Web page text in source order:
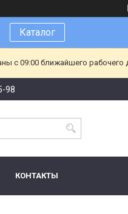
Каталог
с 09:00 ближайшего рабочего
98
КОНТАКТЫ